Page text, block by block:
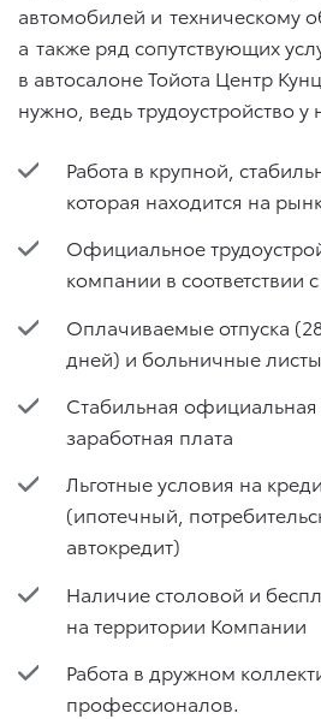
автомобилей и техническому
а также ряд сопутствующих
в автосалоне Тойота Центр
нужно, ведь трудоустройство у
Работа в крупной,
которая находится на
Официальное
компании в соответствии
Оплачиваемые отпуска
дней) и больничные листы
Стабильная официальная
заработная плата
Льготные условия на
(ипотечный,
автокредит)
Наличие столовой и
на территории Компании
Работа в дружном
профессионалов.